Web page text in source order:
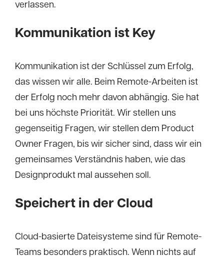
verlassen.
Kommunikation ist Key
Kommunikation ist der Schlüssel zum Erfolg,
das wissen wir alle. Beim Remote-Arbeiten ist
der Erfolg noch mehr davon abhängig. Sie hat
bei uns höchste Priorität. Wir stellen uns
gegenseitig Fragen, wir stellen dem Product
Owner Fragen, bis wir sicher sind, dass wir ein
gemeinsames Verständnis haben, wie das
Designprodukt mal aussehen soll.
Speichert in der Cloud
Cloud-basierte Dateisysteme sind für Remote-
Teams besonders praktisch. Wenn nichts auf